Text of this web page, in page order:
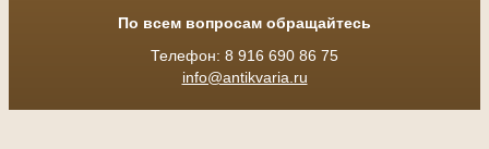
По всем вопросам обращайтесь
Телефон: 8 916 690 86 75
info@antikvaria.ru